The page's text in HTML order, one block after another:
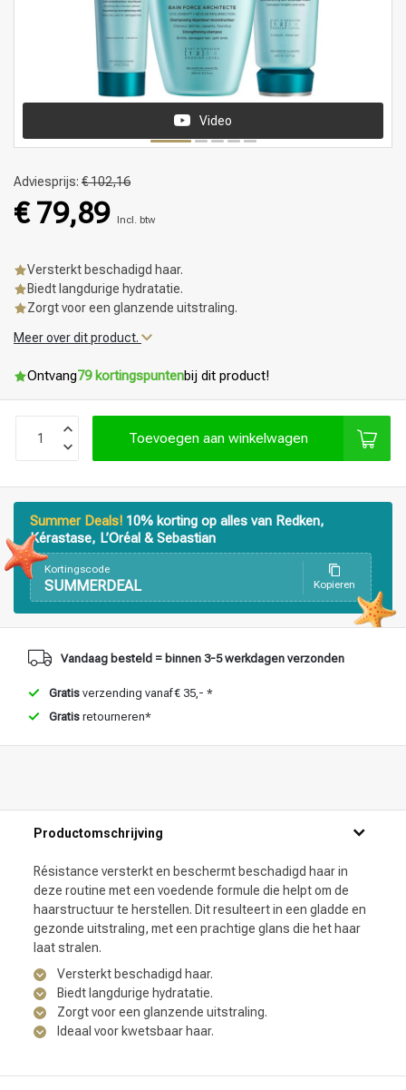
Video
Adviesprijs: € 102,16
€ 79,89 Incl. btw
Versterkt beschadigd haar.
Biedt langdurige hydratatie.
Zorgt voor een glanzende uitstraling.
Meer over dit product.
Ontvang79 kortingspuntenbij dit product!
Toevoegen aan winkelwagen
Summer Deals! 10% korting op alles van Redken,
Kérastase, L’Oréal & Sebastian
Kortingscode
SUMMERDEAL Kopieren
Vandaag besteld = binnen 3-5 werkdagen verzonden
Gratis verzending vanaf € 35,- *
Gratis retourneren*
Productomschrijving
Résistance versterkt en beschermt beschadigd haar in
deze routine met een voedende formule die helpt om de
haarstructuur te herstellen. Dit resulteert in een gladde en
gezonde uitstraling, met een prachtige glans die het haar
laat stralen.
Versterkt beschadigd haar.
Biedt langdurige hydratatie.
Zorgt voor een glanzende uitstraling.
Ideaal voor kwetsbaar haar.